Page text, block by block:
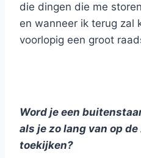
die dingen die me
en wanneer ik terug zal
voorlopig een groot
Word je een
als je zo lang van op
toekijken?